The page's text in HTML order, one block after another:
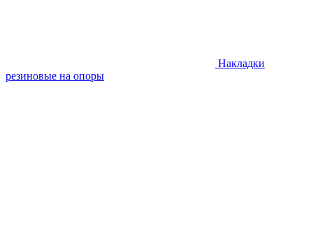
Накладки
резиновые на опоры